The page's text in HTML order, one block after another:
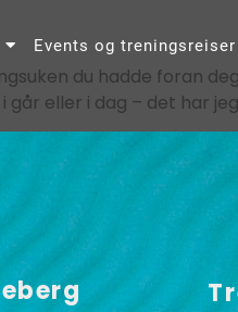
Events og treningsreiser
du hadde foran
eller i dag – det har